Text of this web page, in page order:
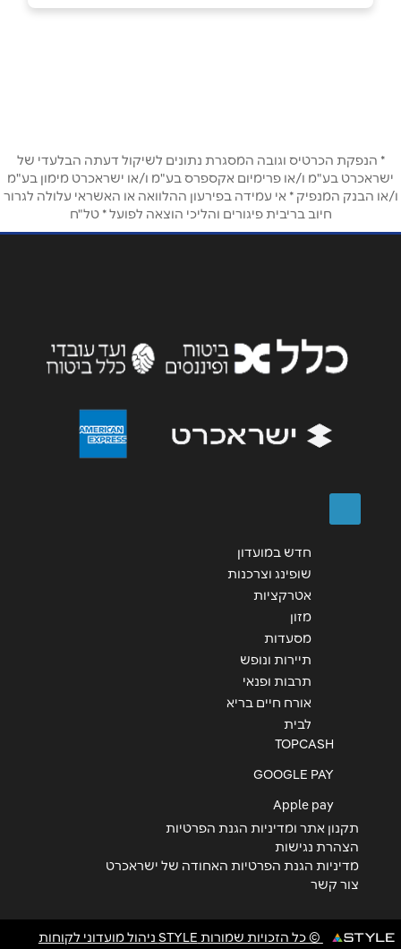
באתר בפייסבוק באינסטגרם
טלפון*
אימייל *
הודעה*
* הנפקת הכרטיס וגובה המסגרת נתונים לשיקול דעתה הבלעדי של
ישראכרט בע"מ ו/או פרימיום אקספרס בע"מ ו/או ישראכרט מימון בע"מ
ו/או הבנק המנפיק * אי עמידה בפירעון ההלוואה או האשראי עלולה לגרור
חיוב בריבית פיגורים והליכי הוצאה לפועל * טל"ח
חדש במועדון
שופינג וצרכנות
אטרקציות
מזון
מסעדות
תיירות ונופש
תרבות ופנאי
אורח חיים בריא
לבית
TOPCASH
GOOGLE PAY
Apple pay
תקנון אתר ומדיניות הגנת הפרטיות
הצהרת נגישות
מדיניות הגנת הפרטיות האחודה של ישראכרט
צור קשר
© כל הזכויות שמורות STYLE ניהול מועדוני לקוחות